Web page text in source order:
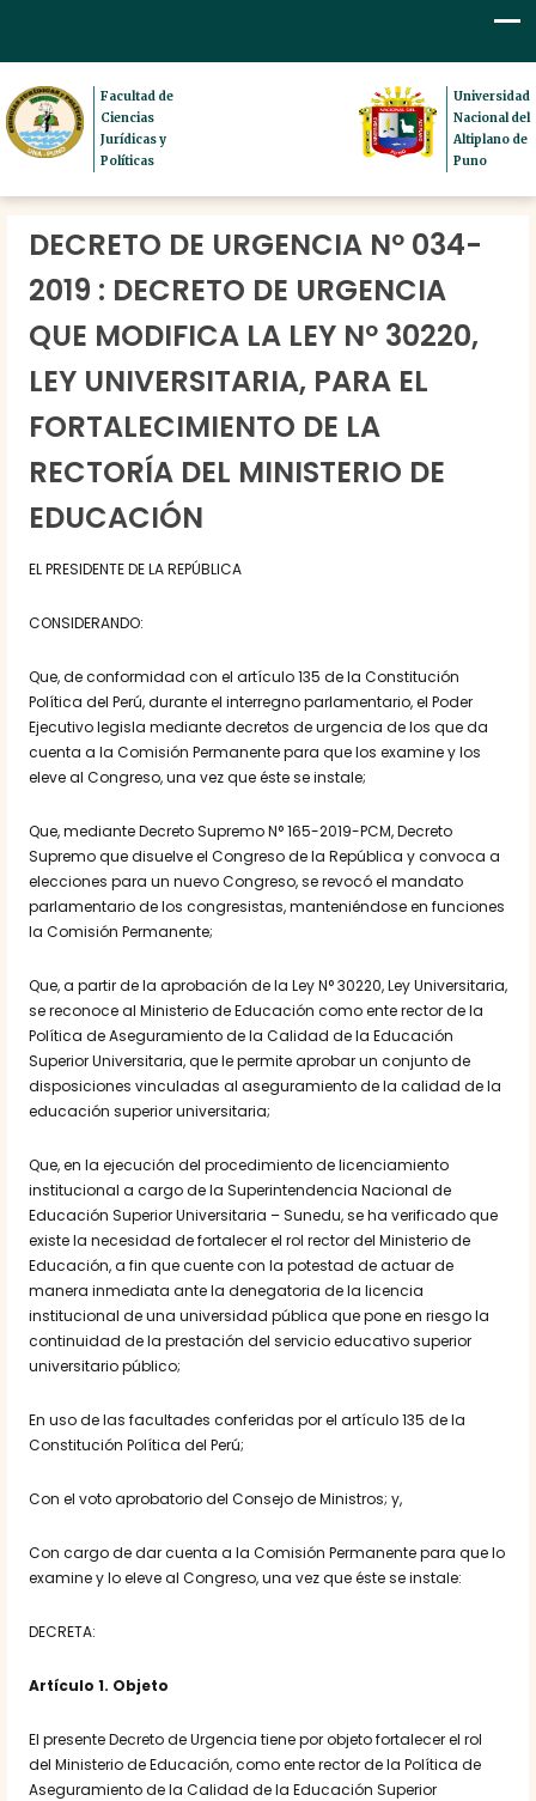
Facultad de
Ciencias
Jurídicas y
Políticas
Universidad
Nacional del
Altiplano de
Puno
DECRETO DE URGENCIA Nº 034-
2019 : DECRETO DE URGENCIA
QUE MODIFICA LA LEY Nº 30220,
LEY UNIVERSITARIA, PARA EL
FORTALECIMIENTO DE LA
RECTORÍA DEL MINISTERIO DE
EDUCACIÓN
EL PRESIDENTE DE LA REPÚBLICA
CONSIDERANDO:
Que, de conformidad con el artículo 135 de la Constitución
Política del Perú, durante el interregno parlamentario, el Poder
Ejecutivo legisla mediante decretos de urgencia de los que da
cuenta a la Comisión Permanente para que los examine y los
eleve al Congreso, una vez que éste se instale;
Que, mediante Decreto Supremo N° 165-2019-PCM, Decreto
Supremo que disuelve el Congreso de la República y convoca a
elecciones para un nuevo Congreso, se revocó el mandato
parlamentario de los congresistas, manteniéndose en funciones
la Comisión Permanente;
Que, a partir de la aprobación de la Ley N° 30220, Ley Universitaria,
se reconoce al Ministerio de Educación como ente rector de la
Política de Aseguramiento de la Calidad de la Educación
Superior Universitaria, que le permite aprobar un conjunto de
disposiciones vinculadas al aseguramiento de la calidad de la
educación superior universitaria;
Que, en la ejecución del procedimiento de licenciamiento
institucional a cargo de la Superintendencia Nacional de
Educación Superior Universitaria – Sunedu, se ha verificado que
existe la necesidad de fortalecer el rol rector del Ministerio de
Educación, a fin que cuente con la potestad de actuar de
manera inmediata ante la denegatoria de la licencia
institucional de una universidad pública que pone en riesgo la
continuidad de la prestación del servicio educativo superior
universitario público;
En uso de las facultades conferidas por el artículo 135 de la
Constitución Política del Perú;
Con el voto aprobatorio del Consejo de Ministros; y,
Con cargo de dar cuenta a la Comisión Permanente para que lo
examine y lo eleve al Congreso, una vez que éste se instale:
DECRETA:
Artículo 1. Objeto
El presente Decreto de Urgencia tiene por objeto fortalecer el rol
del Ministerio de Educación, como ente rector de la Política de
Aseguramiento de la Calidad de la Educación Superior